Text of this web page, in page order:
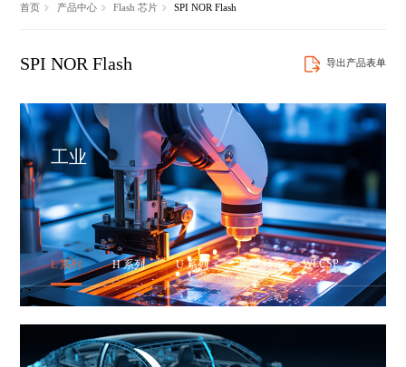
首页 产品中心 Flash 芯片 SPI NOR Flash
SPI NOR Flash 导出产品表单
工业
L 系列 H 系列 U 系列 N 系列 WLCSP